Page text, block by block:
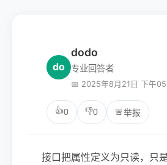
do
dodo
专业回答者
📅 2025年8月21日 下午
👍0 👎0 🚨举报
接口把属性定义为只读，只